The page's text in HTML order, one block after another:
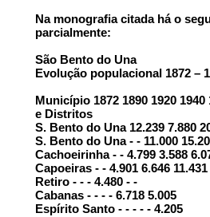
Na monografia citada há o
parcialmente:
São Bento do Una
Evolução populacional 1872 –
Município 1872 1890 1920 1940
e Distritos
S. Bento do Una 12.239 7.880
S. Bento do Una - - 11.000
Cachoeirinha - - 4.799 3.588
Capoeiras - - 4.901 6.646 11.431
Retiro - - - 4.480 - -
Cabanas - - - - 6.718 5.005
Espírito Santo - - - - - 4.205